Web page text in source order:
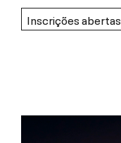
Inscrições abertas